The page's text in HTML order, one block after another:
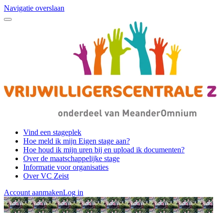
Navigatie overslaan
Vind een stageplek
Hoe meld ik mijn Eigen stage aan?
Hoe houd ik mijn uren bij en upload ik documenten?
Over de maatschappelijke stage
Informatie voor organisaties
Over VC Zeist
Account aanmakenLog in